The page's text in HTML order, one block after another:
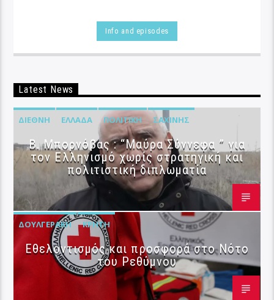
Info and episodes
Latest News
ΔΙΕΘΝΉ ΕΛΛΆΔΑ ΠΟΛΙΤΙΚΉ ΣΑΧΊΝΗΣ
B. Μπορνόβας : “Μαύρα Σύννεφα ” για
τον Ελληνισμό χωρίς στρατηγική και
πολιτιστική διπλωματία
ΔΟΥΛΓΕΡΆΚΗ ΚΡΉΤΗ
Εθελοντισμός και προσφορά στο Νότο
του Ρεθύμνου